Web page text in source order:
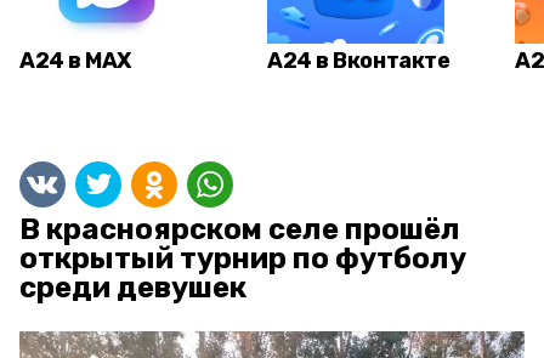
А24 в MAX А24 в Вконтакте
В красноярском селе прошёл
открытый турнир по футболу
среди девушек